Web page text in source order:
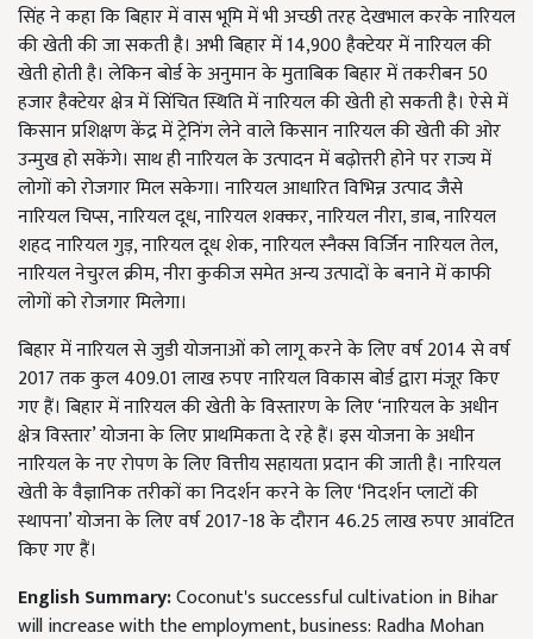
सिंह ने कहा कि बिहार में वास भूमि में भी अच्छी तरह देखभाल करके नारियल
की खेती की जा सकती है। अभी बिहार में 14,900 हैक्टेयर में नारियल की
खेती होती है। लेकिन बोर्ड के अनुमान के मुताबिक बिहार में तकरीबन 50
हजार हैक्टेयर क्षेत्र में सिंचित स्थिति में नारियल की खेती हो सकती है। ऐसे में
किसान प्रशिक्षण केंद्र में ट्रेनिंग लेने वाले किसान नारियल की खेती की ओर
उन्मुख हो सकेंगे। साथ ही नारियल के उत्पादन में बढ़ोत्तरी होने पर राज्य में
लोगों को रोजगार मिल सकेगा। नारियल आधारित विभिन्न उत्पाद जैसे
नारियल चिप्स, नारियल दूध, नारियल शक्कर, नारियल नीरा, डाब, नारियल
शहद नारियल गुड़, नारियल दूध शेक, नारियल स्नैक्स विर्जिन नारियल तेल,
नारियल नेचुरल क्रीम, नीरा कुकीज समेत अन्य उत्पादों के बनाने में काफी
लोगों को रोजगार मिलेगा।
बिहार में नारियल से जुडी योजनाओं को लागू करने के लिए वर्ष 2014 से वर्ष
2017 तक कुल 409.01 लाख रुपए नारियल विकास बोर्ड द्वारा मंजूर किए
गए हैं। बिहार में नारियल की खेती के विस्तारण के लिए ‘नारियल के अधीन
क्षेत्र विस्तार’ योजना के लिए प्राथमिकता दे रहे हैं। इस योजना के अधीन
नारियल के नए रोपण के लिए वित्तीय सहायता प्रदान की जाती है। नारियल
खेती के वैज्ञानिक तरीकों का निदर्शन करने के लिए ‘निदर्शन प्लाटों की
स्थापना’ योजना के लिए वर्ष 2017-18 के दौरान 46.25 लाख रुपए आवंटित
किए गए हैं।
English Summary:Coconut's successful cultivation in Bihar
will increase with the employment, business: Radha Mohan